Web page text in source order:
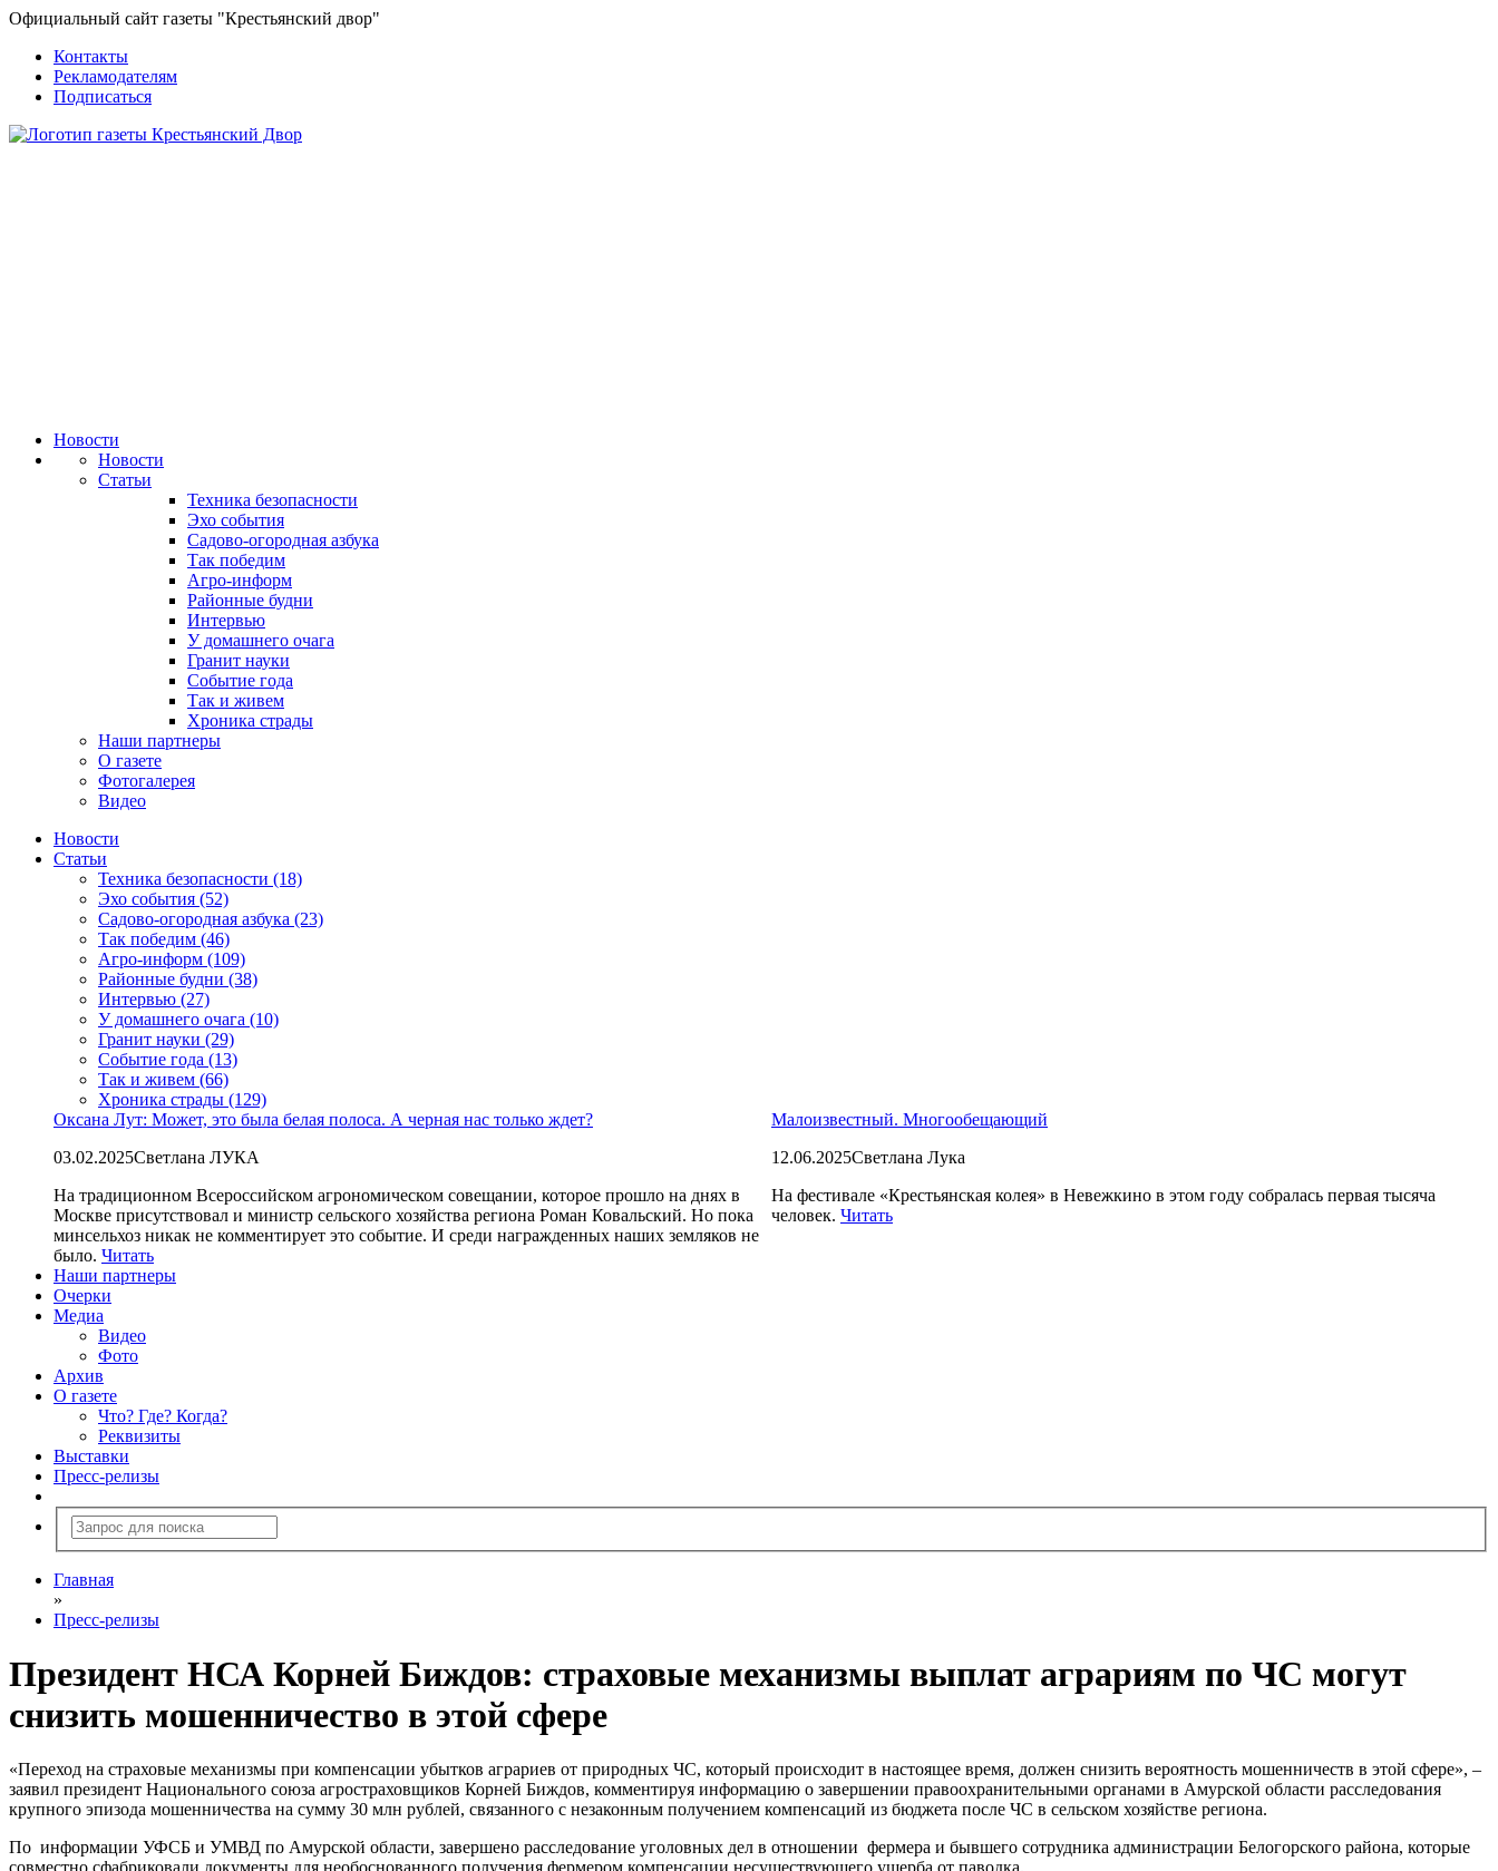
Официальный сайт газеты "Крестьянский двор"
Контакты
Рекламодателям
Подписаться
Новости
Новости
Статьи
Техника безопасности
Эхо события
Садово-огородная азбука
Так победим
Агро-информ
Районные будни
Интервью
У домашнего очага
Гранит науки
Событие года
Так и живем
Хроника страды
Наши партнеры
О газете
Фотогалерея
Видео
Новости
Статьи
Техника безопасности (18)
Эхо события (52)
Садово-огородная азбука (23)
Так победим (46)
Агро-информ (109)
Районные будни (38)
Интервью (27)
У домашнего очага (10)
Гранит науки (29)
Событие года (13)
Так и живем (66)
Хроника страды (129)
Малоизвестный. Многообещающий
12.06.2025Светлана Лука
На фестивале «Крестьянская колея» в Невежкино в этом году собралась первая тысяча
человек. Читать
Оксана Лут: Может, это была белая полоса. А черная нас только ждет?
03.02.2025Светлана ЛУКА
На традиционном Всероссийском агрономическом совещании, которое прошло на днях в
Москве присутствовал и министр сельского хозяйства региона Роман Ковальский. Но пока
минсельхоз никак не комментирует это событие. И среди награжденных наших земляков не
было. Читать
Наши партнеры
Очерки
Медиа
Видео
Фото
Архив
О газете
Что? Где? Когда?
Реквизиты
Выставки
Пресс-релизы
Главная
»
Пресс-релизы
Президент НСА Корней Биждов: страховые механизмы выплат аграриям по ЧС могут
снизить мошенничество в этой сфере
«Переход на страховые механизмы при компенсации убытков аграриев от природных ЧС, который происходит в настоящее время, должен снизить вероятность мошенничеств в этой сфере», –
заявил президент Национального союза агростраховщиков Корней Биждов, комментируя информацию о завершении правоохранительными органами в Амурской области расследования
крупного эпизода мошенничества на сумму 30 млн рублей, связанного с незаконным получением компенсаций из бюджета после ЧС в сельском хозяйстве региона.
По информации УФСБ и УМВД по Амурской области, завершено расследование уголовных дел в отношении фермера и бывшего сотрудника администрации Белогорского района, которые